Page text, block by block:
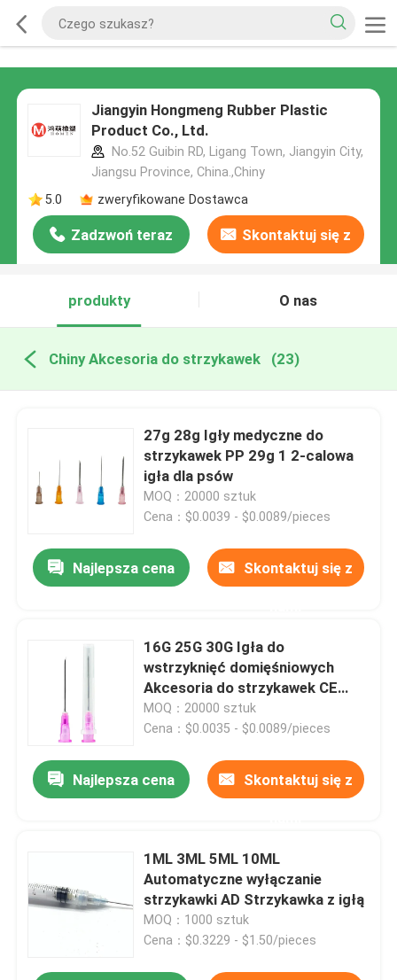
Jiangyin Hongmeng Rubber Plastic
Product Co., Ltd.
No.52 Guibin RD, Ligang Town, Jiangyin City,
Jiangsu Province, China.,Chiny
5.0
zweryfikowane Dostawca
Zadzwoń teraz Skontaktuj się z
produkty
O nas
Chiny Akcesoria do strzykawek (23)
27g 28g Igły medyczne do
strzykawek PP 29g 1 2-calowa
igła dla psów
MOQ：20000 sztuk
Cena：$0.0039 - $0.0089/pieces
Najlepsza cena Skontaktuj się z
16G 25G 30G Igła do
wstrzyknięć domięśniowych
Akcesoria do strzykawek CE
ISO13485
MOQ：20000 sztuk
Cena：$0.0035 - $0.0089/pieces
Najlepsza cena Skontaktuj się z
1ML 3ML 5ML 10ML
Automatyczne wyłączanie
strzykawki AD Strzykawka z igłą
MOQ：1000 sztuk
Cena：$0.3229 - $1.50/pieces